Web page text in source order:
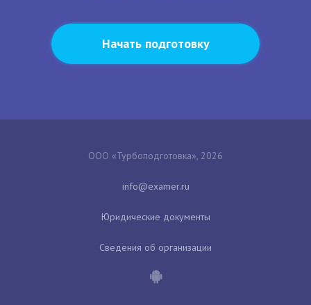
Начать подготовку
ООО «Турбоподготовка», 2026
Юридические документы
Сведения об организации